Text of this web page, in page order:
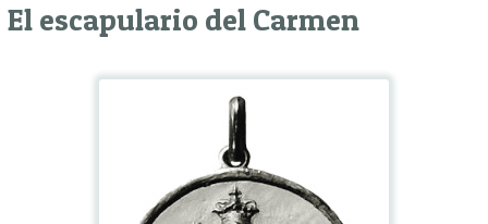
El escapulario del Carmen